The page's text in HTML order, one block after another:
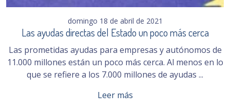
domingo 18 de abril de 2021
Las ayudas directas del Estado un poco más cerca
Las prometidas ayudas para empresas y autónomos de
11.000 millones están un poco más cerca. Al menos en lo
que se refiere a los 7.000 millones de ayudas ...
Leer más